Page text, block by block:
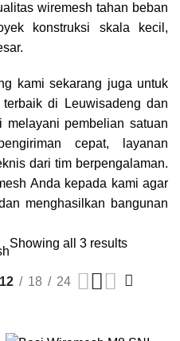
wiremesh tahan beban
konstruksi skala kecil,
kami sekarang juga untuk
di Leuwisadeng dan
melayani pembelian satuan
cepat, layanan
dari tim berpengalaman.
Anda kepada kami agar
menghasilkan bangunan
Showing all 3 results
12 18 24